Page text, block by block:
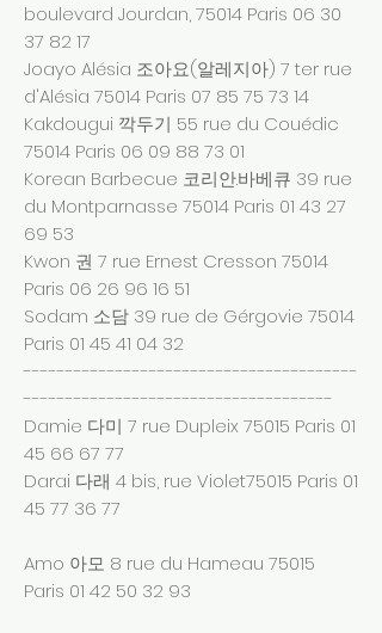
boulevard Jourdan, 75014 Paris 06 30
37 82 17
Joayo Alésia 조아요(알레지아) 7 ter rue
d'Alésia 75014 Paris 07 85 75 73 14
Kakdougui 깍두기 55 rue du Couédic
75014 Paris 06 09 88 73 01
Korean Barbecue 코리안.바베큐 39 rue
du Montparnasse 75014 Paris 01 43 27
69 53
Kwon 권 7 rue Ernest Cresson 75014
Paris 06 26 96 16 51
Sodam 소담 39 rue de Gérgovie 75014
Paris 01 45 41 04 32
----------------------------------------
-------------------------------------
Damie 다미 7 rue Dupleix 75015 Paris 01
45 66 67 77
Darai 다래 4 bis, rue Violet75015 Paris 01
45 77 36 77
Amo 아모 8 rue du Hameau 75015
Paris 01 42 50 32 93